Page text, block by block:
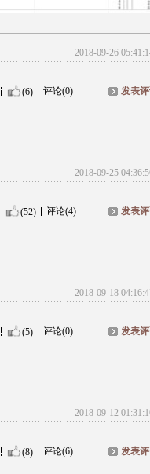
2018-09-26
(6) 评论(0) 发表
2018-09-25
(52) 评论(4) 发表
2018-09-18
(5) 评论(0) 发表
2018-09-12
(8) 评论(6) 发表